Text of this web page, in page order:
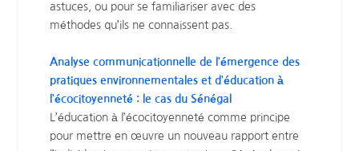
astuces, ou pour se familiariser avec des
méthodes qu’ils ne connaissent pas.
Analyse communicationnelle de l’émergence des
pratiques environnementales et d’éducation à
l’écocitoyenneté : le cas du Sénégal
L’éducation à l’écocitoyenneté comme principe
pour mettre en œuvre un nouveau rapport entre